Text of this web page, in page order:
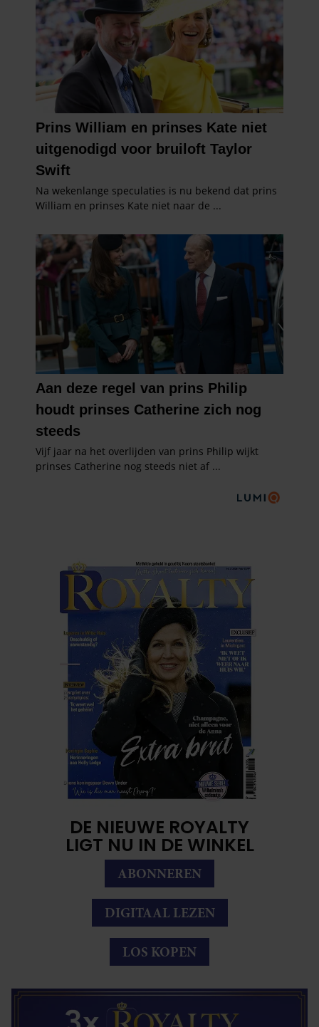
DE NIEUWE ROYALTY
LIGT NU IN DE WINKEL
ABONNEREN
DIGITAAL LEZEN
LOS KOPEN